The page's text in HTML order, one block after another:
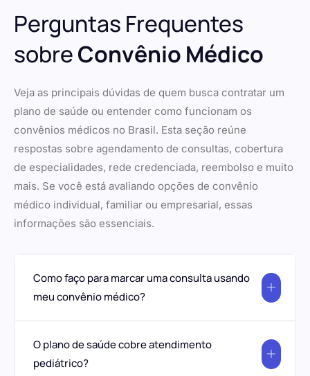
Perguntas Frequentes
sobreConvênio Médico
Veja as principais dúvidas de quem busca contratar um
plano de saúde ou entender como funcionam os
convênios médicos no Brasil. Esta seção reúne
respostas sobre agendamento de consultas, cobertura
de especialidades, rede credenciada, reembolso e muito
mais. Se você está avaliando opções de convênio
médico individual, familiar ou empresarial, essas
informações são essenciais.
Como faço para marcar uma consulta usando
meu convênio médico?
O plano de saúde cobre atendimento
pediátrico?